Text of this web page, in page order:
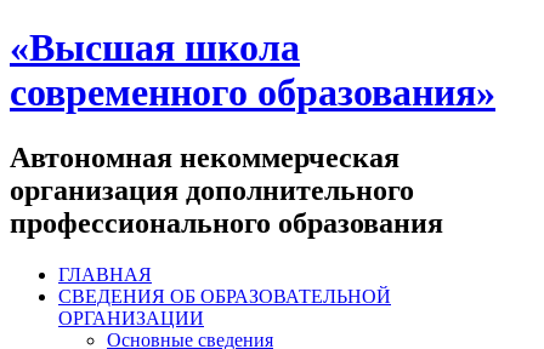
«Высшая школа
современного образования»
Автономная некоммерческая
организация дополнительного
профессионального образования
ГЛАВНАЯ
СВЕДЕНИЯ ОБ ОБРАЗОВАТЕЛЬНОЙ
ОРГАНИЗАЦИИ
Основные сведения